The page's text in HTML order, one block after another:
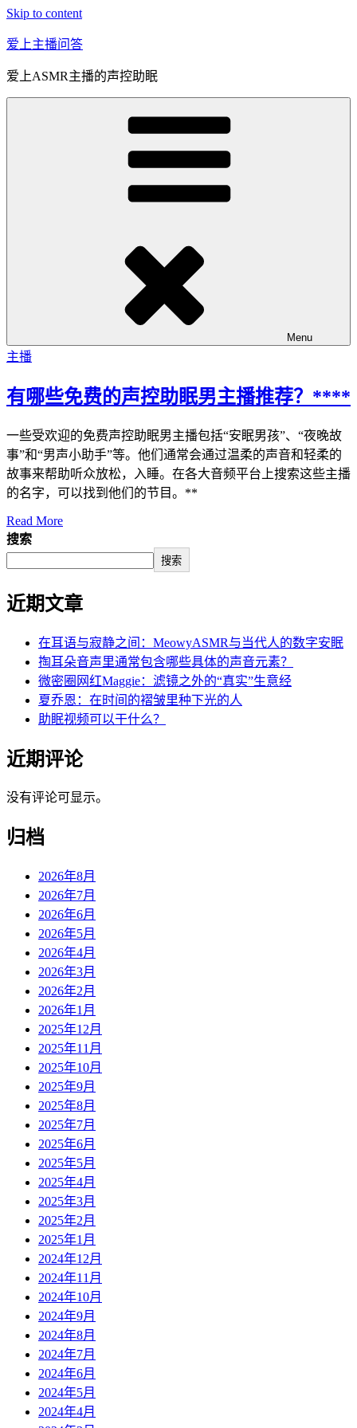
Skip to content
爱上主播问答
爱上ASMR主播的声控助眠
Menu
主播
有哪些免费的声控助眠男主播推荐？****
一些受欢迎的免费声控助眠男主播包括“安眠男孩”、“夜晚故
事”和“男声小助手”等。他们通常会通过温柔的声音和轻柔的
故事来帮助听众放松，入睡。在各大音频平台上搜索这些主播
的名字，可以找到他们的节目。**
Read More
搜索
搜索
近期文章
在耳语与寂静之间：MeowyASMR与当代人的数字安眠
掏耳朵音声里通常包含哪些具体的声音元素？
微密圈网红Maggie：滤镜之外的“真实”生意经
夏乔恩：在时间的褶皱里种下光的人
助眠视频可以干什么？
近期评论
没有评论可显示。
归档
2026年8月
2026年7月
2026年6月
2026年5月
2026年4月
2026年3月
2026年2月
2026年1月
2025年12月
2025年11月
2025年10月
2025年9月
2025年8月
2025年7月
2025年6月
2025年5月
2025年4月
2025年3月
2025年2月
2025年1月
2024年12月
2024年11月
2024年10月
2024年9月
2024年8月
2024年7月
2024年6月
2024年5月
2024年4月